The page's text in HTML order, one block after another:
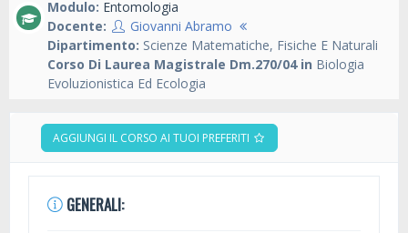
Modulo: Entomologia
Docente:
Giovanni Abramo
Dipartimento: Scienze Matematiche, Fisiche E Naturali
Corso Di Laurea Magistrale Dm.270/04 in Biologia
Evoluzionistica Ed Ecologia
AGGIUNGI IL CORSO AI TUOI PREFERITI
GENERALI: